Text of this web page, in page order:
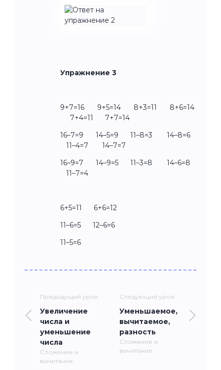
Упражнение 3
9+7=16 9+5=14 8+3=11 8+6=14
7+4=11 7+7=14
16–7=9 14–5=9 11–8=3 14–8=6
11–4=7 14–7=7
16–9=7 14–9=5 11–3=8 14–6=8
11–7=4
6+5=11 6+6=12
11–6=5 12–6=6
11–5=6
Предыдущий урок
Увеличение
числа и
уменьшение
числа
Сложение и
вычитание
Следующий урок
Уменьшаемое,
вычитаемое,
разность
Сложение и
вычитание